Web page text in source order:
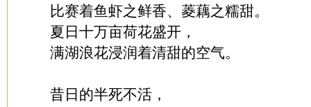
比赛着鱼虾之鲜香、菱藕之糯甜。
夏日十万亩荷花盛开，
满湖浪花浸润着清甜的空气。
昔日的半死不活，